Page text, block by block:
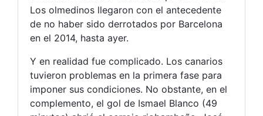
Los olmedinos llegaron con el antecedente
de no haber sido derrotados por Barcelona
en el 2014, hasta ayer.
Y en realidad fue complicado. Los canarios
tuvieron problemas en la primera fase para
imponer sus condiciones. No obstante, en el
complemento, el gol de Ismael Blanco (49